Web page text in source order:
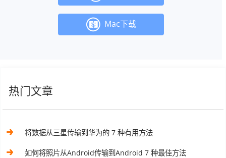
Mac下载
热门文章
将数据从三星传输到华为的 7 种有用方法
如何将照片从Android传输到Android 7 种最佳方法